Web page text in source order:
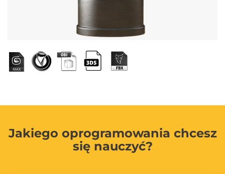
Jakiego oprogramowania chcesz
się nauczyć?